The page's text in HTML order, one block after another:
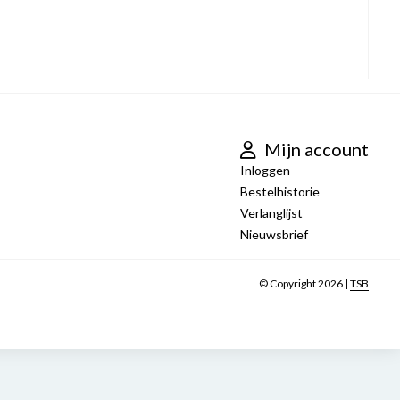
Mijn account
Inloggen
Bestelhistorie
Verlanglijst
Nieuwsbrief
© Copyright 2026 | TSB